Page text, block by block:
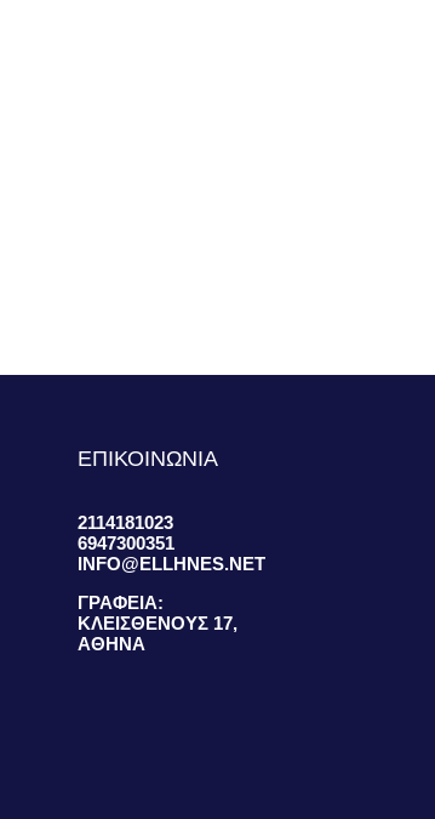
ΕΠΙΚΟΙΝΩΝΙΑ
2114181023
6947300351
INFO@ELLHNES.NET
ΓΡΑΦΕΙΑ:
ΚΛΕΙΣΘΕΝΟΥΣ 17,
ΑΘΗΝΑ